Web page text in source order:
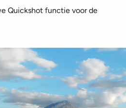
Quickshot functie voor de